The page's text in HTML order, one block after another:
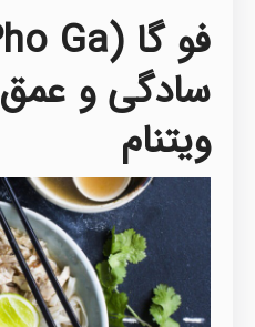
سادگی و
ویتنام